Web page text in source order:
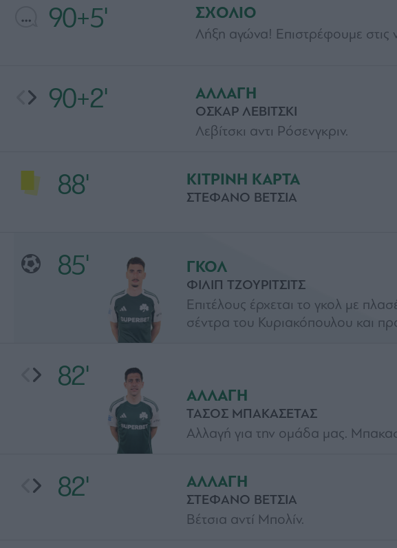
82' ΑΛΛΑΓΗ
ΣΤΕΦΑΝΟ ΒΕΤΣΙΑ
Βέτσια αντί Μπολίν.
82'
ΑΛΛΑΓΗ
ΤΑΣΟΣ ΜΠΑΚΑΣΕΤΑΣ
Αλλαγή για την ομάδα μας.
85' ΓΚΟΛ
ΦΙΛΙΠ ΤΖΟΥΡΙΤΣΙΤΣ
Επιτέλους έρχεται το γκολ με
σέντρα του Κυριακόπουλου και
88' ΚΙΤΡΙΝΗ ΚΑΡΤΑ
ΣΤΕΦΑΝΟ ΒΕΤΣΙΑ
90+2' ΑΛΛΑΓΗ
ΟΣΚΑΡ ΛΕΒΙΤΣΚΙ
Λεβίτσκι αντι Ρόσενγκριν.
90+5' ΣΧΟΛΙΟ
Λήξη αγώνα! Επιστρέφουμε στις